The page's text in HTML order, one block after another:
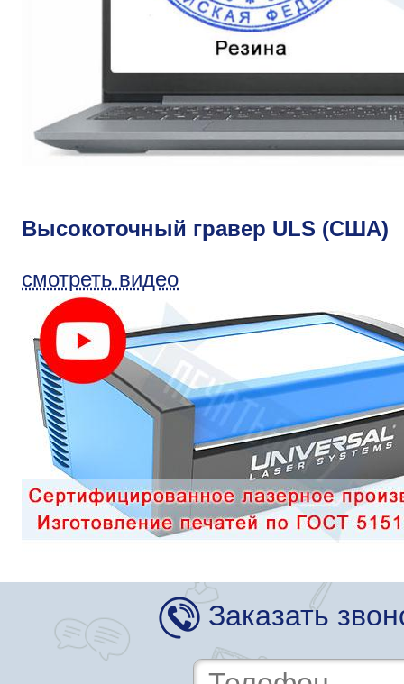
Высокоточный гравер ULS (США)
смотреть видео
Заказать